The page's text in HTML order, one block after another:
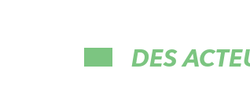
DES